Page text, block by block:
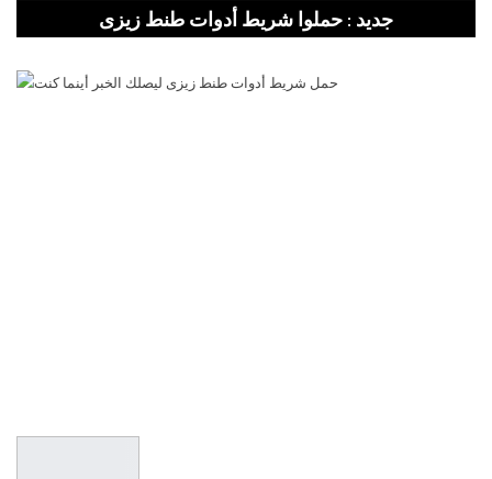
جديد : حملوا شريط أدوات طنط زيزى